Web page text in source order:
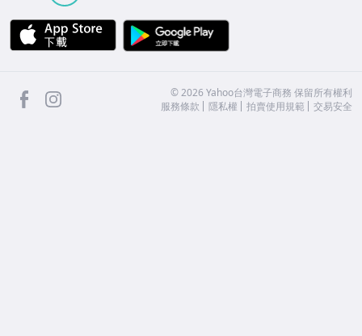
APP Store
facebook ©2026 Yahoo台灣電子商務 保留所有權利
服務條款
隱私權 拍賣使用規範 交易安全